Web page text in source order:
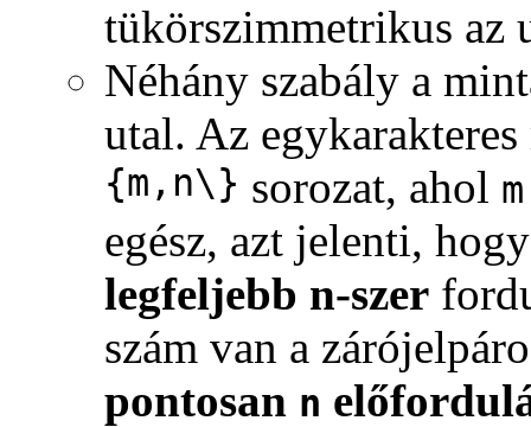
tükörszimmetrikus az
Néhány szabály a
utal. Az
{m,n\} sorozat, ahol m
egész, azt jelenti,
legfeljebb n-szer
szám van a
pontosan n